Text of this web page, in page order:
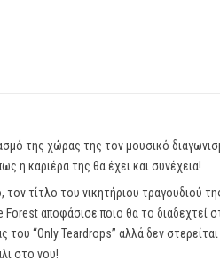
της χώρας της τον μουσικό
η καριέρα της θα έχει και συνέχεια!
τον τίτλο του νικητήριου τραγουδιού
αποφάσισε ποιο θα το διαδεχτεί
του “Only Teardrops” αλλά δεν
στο νου!